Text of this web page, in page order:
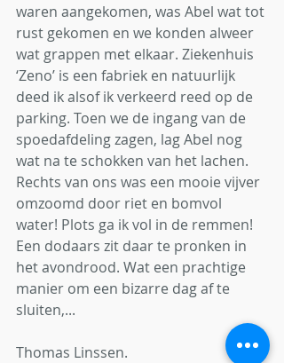
waren aangekomen, was Abel wat tot
rust gekomen en we konden alweer
wat grappen met elkaar. Ziekenhuis
‘Zeno’ is een fabriek en natuurlijk
deed ik alsof ik verkeerd reed op de
parking. Toen we de ingang van de
spoedafdeling zagen, lag Abel nog
wat na te schokken van het lachen.
Rechts van ons was een mooie vijver
omzoomd door riet en bomvol
water! Plots ga ik vol in de remmen!
Een dodaars zit daar te pronken in
het avondrood. Wat een prachtige
manier om een bizarre dag af te
sluiten,...
Thomas Linssen.